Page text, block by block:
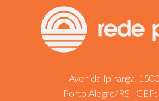
Avenida Ipiranga,
Porto Alegre/RS |